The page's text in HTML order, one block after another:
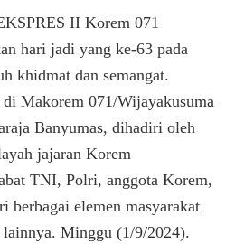
071
:
II Korem 071
hari jadi yang ke-63 pada
khidmat dan semangat.
Makorem 071/Wijayakusuma
Banyumas, dihadiri oleh
jajaran Korem
TNI, Polri, anggota Korem,
berbagai elemen masyarakat
lainnya. Minggu (1/9/2024).